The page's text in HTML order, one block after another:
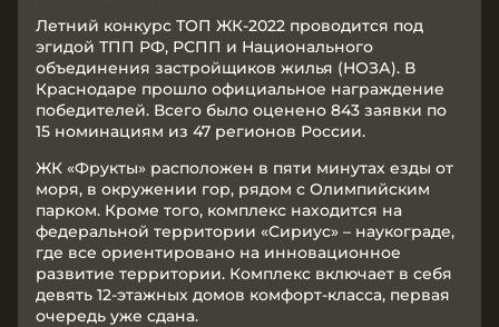
Летний конкурс ТОП ЖК-2022 проводится под
эгидой ТПП РФ, РСПП и Национального
объединения застройщиков жилья (НОЗА). В
Краснодаре прошло официальное награждение
победителей. Всего было оценено 843 заявки по
15 номинациям из 47 регионов России.
ЖК «Фрукты» расположен в пяти минутах езды от
моря, в окружении гор, рядом с Олимпийским
парком. Кроме того, комплекс находится на
федеральной территории «Сириус» – наукограде,
где все ориентировано на инновационное
развитие территории. Комплекс включает в себя
девять 12-этажных домов комфорт-класса, первая
очередь уже сдана.